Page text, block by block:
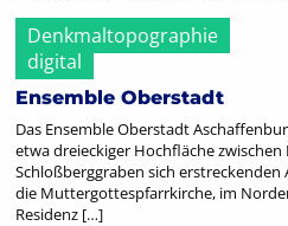
Denkmaltopographie
digital
Ensemble Oberstadt
Das Ensemble Oberstadt
etwa dreieckiger Hochfläche
Schloßberggraben sich
die Muttergottespfarrkirche, im
Residenz […]